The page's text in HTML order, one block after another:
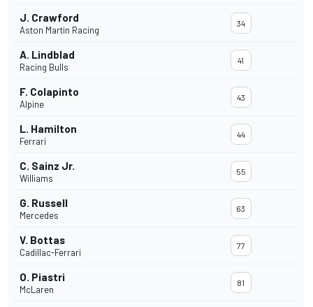
J. Crawford
Aston Martin Racing
34
A. Lindblad
Racing Bulls
41
F. Colapinto
Alpine
43
L. Hamilton
Ferrari
44
C. Sainz Jr.
Williams
55
G. Russell
Mercedes
63
V. Bottas
Cadillac-Ferrari
77
O. Piastri
McLaren
81